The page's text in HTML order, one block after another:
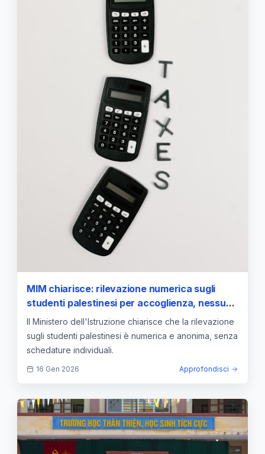
MIM chiarisce: rilevazione numerica sugli
studenti palestinesi per accoglienza, nessuna
schedatura individuale avviata dal Ministero
— approfondimento e guida
Il Ministero dell'Istruzione chiarisce che la rilevazione
sugli studenti palestinesi è numerica e anonima, senza
schedature individuali.
16 Gen 2026 Approfondisci